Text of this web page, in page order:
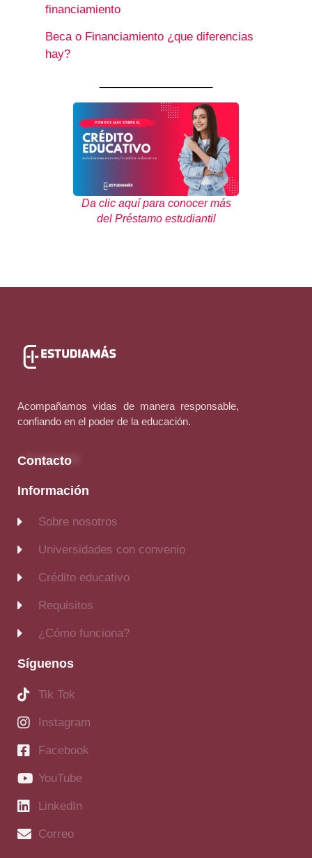
financiamiento
Beca o Financiamiento ¿que diferencias
hay?
Da clic aquí para conocer más
del Préstamo estudiantil
Acompañamos vidas de manera responsable,
confiando en el poder de la educación.
Contacto
Información
Sobre nosotros
Universidades con convenio
Crédito educativo
Requisitos
¿Cómo funciona?
Síguenos
Tik Tok
Instagram
Facebook
YouTube
LinkedIn
Correo